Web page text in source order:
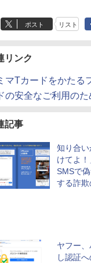
ポスト リスト
リンク
マTカードをかたる
の安全なご利用のた
記事
知り合
けてよ
SMSで
する詐
ヤフー
し認証へ